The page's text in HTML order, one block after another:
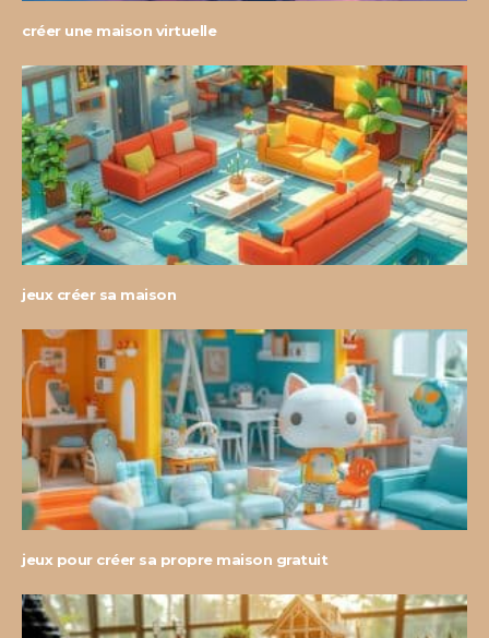
créer une maison virtuelle
jeux créer sa maison
jeux pour créer sa propre maison gratuit